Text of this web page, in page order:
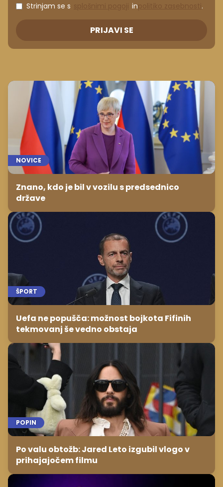
Strinjam se s in .
PRIJAVI SE
NOVICE
Znano, kdo je bil v vozilu s predsednico
države
ŠPORT
Uefa ne popušča: možnost bojkota Fifinih
tekmovanj še vedno obstaja
POPIN
Po valu obtožb: Jared Leto izgubil vlogo v
prihajajočem filmu